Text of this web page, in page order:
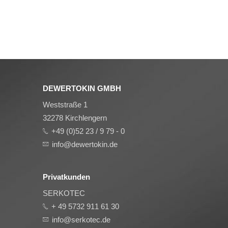
DEWERTOKIN GMBH
Weststraße 1
32278 Kirchlengern
+49 (0)52 23 / 9 79 - 0
info@dewertokin.de
Privatkunden
SERKOTEC
+ 49 5732 911 61 30
info@serkotec.de